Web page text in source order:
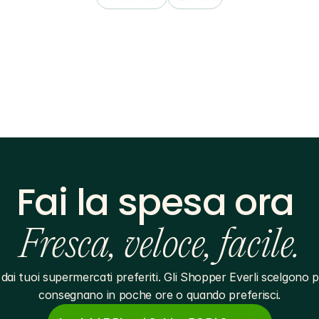
Fai la spesa ora
Fresca, veloce, facile.
tuoi supermercati preferiti. Gli Shopper Everli scelgono
consegnano in poche ore o quando preferisci.